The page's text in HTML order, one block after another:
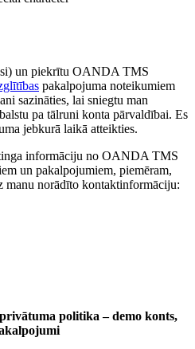
un piekrītu OANDA TMS
pakalpojuma noteikumiem
sazināties, lai sniegtu man
pa tālruni konta pārvaldībai. Es
jebkurā laikā atteikties.
informāciju no OANDA TMS
un pakalpojumiem, piemēram,
manu norādīto kontaktinformāciju:
politika – demo konts,